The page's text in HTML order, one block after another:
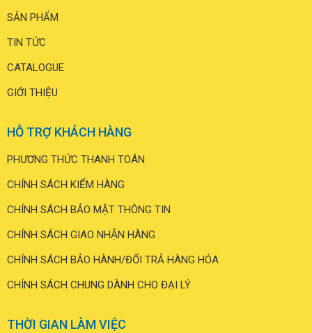
SẢN PHẨM
TIN TỨC
CATALOGUE
GIỚI THIỆU
HỖ TRỢ KHÁCH HÀNG
PHƯƠNG THỨC THANH TOÁN
CHÍNH SÁCH KIỂM HÀNG
CHÍNH SÁCH BẢO MẬT THÔNG TIN
CHÍNH SÁCH GIAO NHẬN HÀNG
CHÍNH SÁCH BẢO HÀNH/ĐỔI TRẢ HÀNG HÓA
CHÍNH SÁCH CHUNG DÀNH CHO ĐẠI LÝ
THỜI GIAN LÀM VIỆC